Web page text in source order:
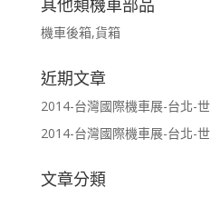
其他類機車部品
機車後箱,貨箱
近期文章
2014-台灣國際機車展-台北-
2014-台灣國際機車展-台北-
文章分類